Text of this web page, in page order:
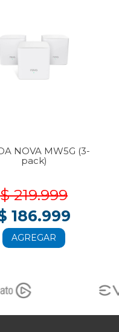
NOVA MW5G (3-
pack)
$ 219.999
186.999
AGREGAR